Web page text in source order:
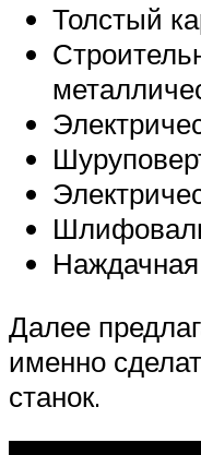
Толстый
Далее
именно
станок.